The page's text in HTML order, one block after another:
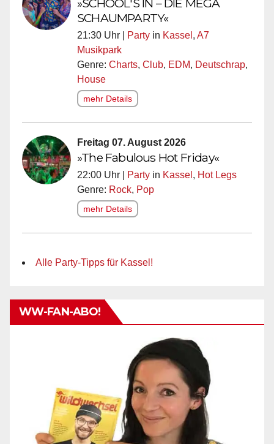
SCHAUMPARTY«
21:30 Uhr | Party in Kassel , A7
Musikpark
Genre: Charts, Club, EDM, Deutschrap,
House
mehr Details
Freitag 07. August 2026
»The Fabulous Hot Friday«
22:00 Uhr | Party in Kassel , Hot Legs
Genre: Rock, Pop
mehr Details
Alle Party-Tipps für Kassel!
WW-FAN-ABO!